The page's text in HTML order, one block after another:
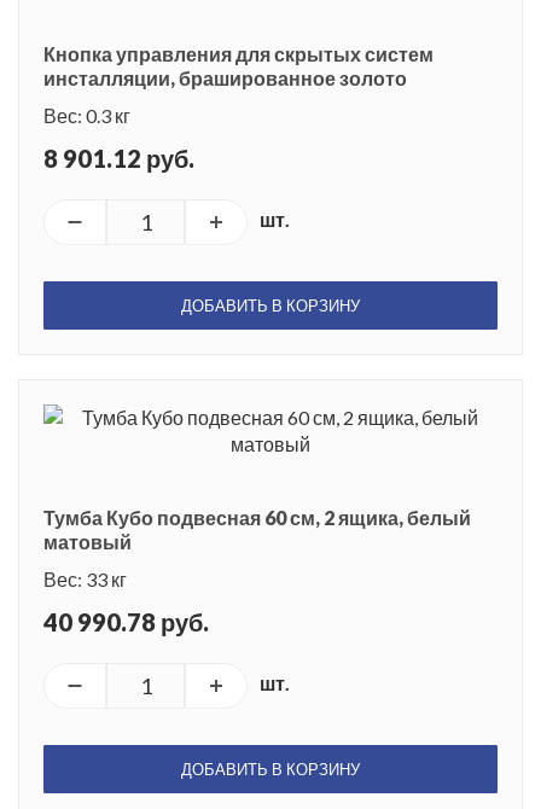
Кнопка управления для скрытых систем
инсталляции, брашированное золото
Вес: 0.3 кг
8 901.12 руб.
шт.
ДОБАВИТЬ В КОРЗИНУ
Тумба Кубо подвесная 60 см, 2 ящика, белый
матовый
Вес: 33 кг
40 990.78 руб.
шт.
ДОБАВИТЬ В КОРЗИНУ